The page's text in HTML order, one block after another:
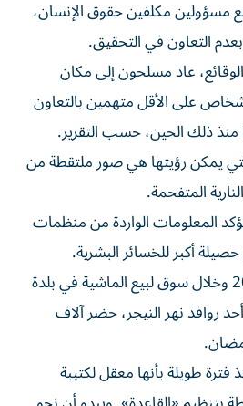
مسؤولين مكلفين حقوق الإنسان،
التعاون في التحقيق.
عاد مسلحون إلى مكان
على الأقل متهمين بالتعاون
ذلك الحين، حسب التقرير.
التي يمكن رؤيتها هي صور ملتقطة من
المتفحمة.
المعلومات الواردة من منظمات
أكبر للخسائر البشرية.
وفي 27 مارس/ آذار 2022 وخلال سوق لبيع الماشية في بلدة
روافد نهر النيجر، حضر آلاف
طويلة بأنها معقل لكتيبة